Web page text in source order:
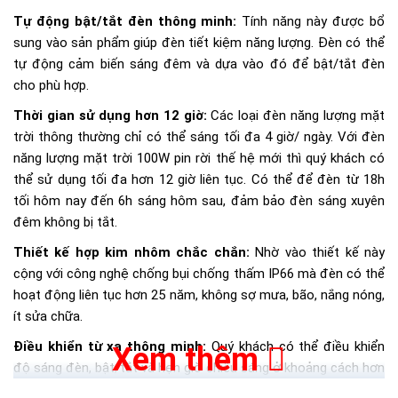
Tự động bật/tắt đèn thông minh: Tính năng này được bổ
sung vào sản phẩm giúp đèn tiết kiệm năng lượng. Đèn có thể
tự động cảm biến sáng đêm và dựa vào đó để bật/tắt đèn
cho phù hợp.
Thời gian sử dụng hơn 12 giờ:Các loại đèn năng lượng mặt
trời thông thường chỉ có thể sáng tối đa 4 giờ/ ngày. Với đèn
năng lượng mặt trời 100W pin rời thế hệ mới thì quý khách có
thể sử dụng tối đa hơn 12 giờ liên tục. Có thể để đèn từ 18h
tối hôm nay đến 6h sáng hôm sau, đảm bảo đèn sáng xuyên
đêm không bị tắt.
Thiết kế hợp kim nhôm chắc chắn:Nhờ vào thiết kế này
cộng với công nghệ chống bụi chống thấm IP66 mà đèn có thể
hoạt động liên tục hơn 25 năm, không sợ mưa, bão, nắng nóng,
ít sửa chữa.
Điều khiển từ xa thông minh: Quý khách có thể điều khiển
độ sáng đèn, bật/tắt và hẹn giờ chiếu sáng ở khoảng cách hơn
Xem thêm